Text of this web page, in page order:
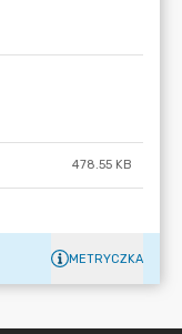
478.55 KB
METRYCZKA